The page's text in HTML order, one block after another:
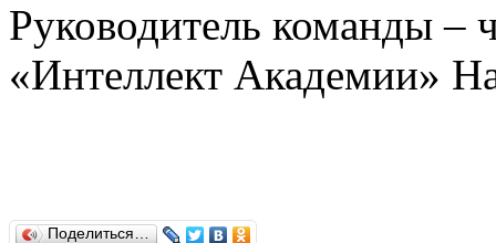
Руководитель команды –
«Интеллект Академии»
Поделиться…